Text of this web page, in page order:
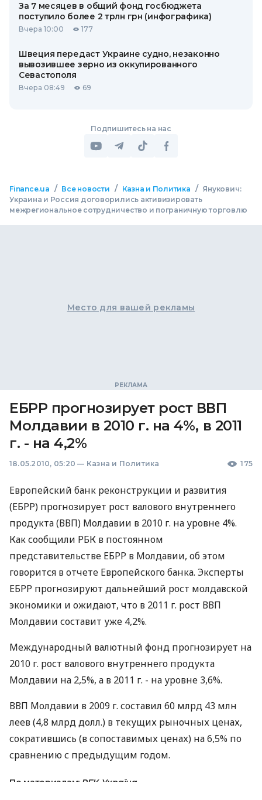
За 7 месяцев в общий фонд госбюджета
поступило более 2 трлн грн (инфографика)
Вчера 10:00 177
Швеция передаст Украине судно, незаконно
вывозившее зерно из оккупированного
Севастополя
Вчера 08:49 69
Подпишитесь на нас
Finance.ua / Все новости / Казна и Политика / Янукович:
Украина и Россия договорились активизировать
межрегиональное сотрудничество и пограничную торговлю
Место для вашей рекламы
ЕБРР прогнозирует рост ВВП
Молдавии в 2010 г. на 4%, в 2011
г. - на 4,2%
18.05.2010, 05:20 — Казна и Политика 175
Европейский банк реконструкции и развития
(ЕБРР) прогнозирует рост валового внутреннего
продукта (ВВП) Молдавии в 2010 г. на уровне 4%.
Как сообщили РБК в постоянном
представительстве ЕБРР в Молдавии, об этом
говорится в отчете Европейского банка. Эксперты
ЕБРР прогнозируют дальнейший рост молдавской
экономики и ожидают, что в 2011 г. рост ВВП
Молдавии составит уже 4,2%.
Международный валютный фонд прогнозирует на
2010 г. рост валового внутреннего продукта
Молдавии на 2,5%, а в 2011 г. - на уровне 3,6%.
ВВП Молдавии в 2009 г. составил 60 млрд 43 млн
леев (4,8 млрд долл.) в текущих рыночных ценах,
сократившись (в сопоставимых ценах) на 6,5% по
сравнению с предыдущим годом.
По материалам: РБК-Україна